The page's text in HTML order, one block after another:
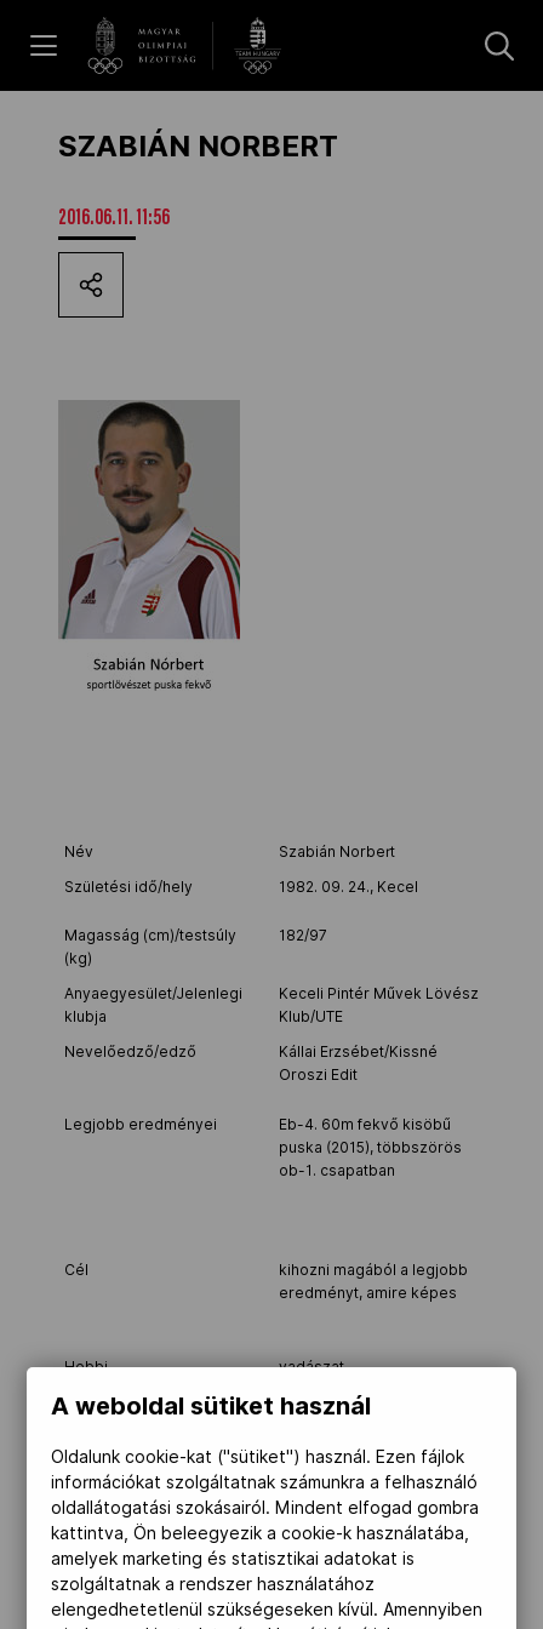
Hírek
Galéria
Dakar 2026
Los Angeles 2028
MOB
Kettőskarrier-program
NOB
OVEP
Adatbank
SZABIÁN NORBERT
2016.06.11. 11:56
Név
Szabián Norbert
Születési idő/hely
1982. 09. 24., Kecel
Magasság (cm)/testsúly
(kg)
182/97
Anyaegyesület/Jelenlegi
klubja
Keceli Pintér Művek Lövész
Klub/UTE
Nevelőedző/edző
Kállai Erzsébet/Kissné
Oroszi Edit
Legjobb eredményei
Eb-4. 60m fekvő kisöbű
puska (2015), többszörös
ob-1. csapatban
Cél
kihozni magából a legjobb
eredményt, amire képes
Hobbi vadászat
Versenyszám 50m puska fekvő
Idegennyelv-ismeret
angol
Olimpiai részvétel
nem volt
A weboldal sütiket használ
Oldalunk cookie-kat ("sütiket") használ. Ezen fájlok
információkat szolgáltatnak számunkra a felhasználó
oldallátogatási szokásairól. Mindent elfogad gombra
kattintva, Ön beleegyezik a cookie-k használatába,
amelyek marketing és statisztikai adatokat is
szolgáltatnak a rendszer használatához
elengedhetetlenül szükségeseken kívül. Amennyiben